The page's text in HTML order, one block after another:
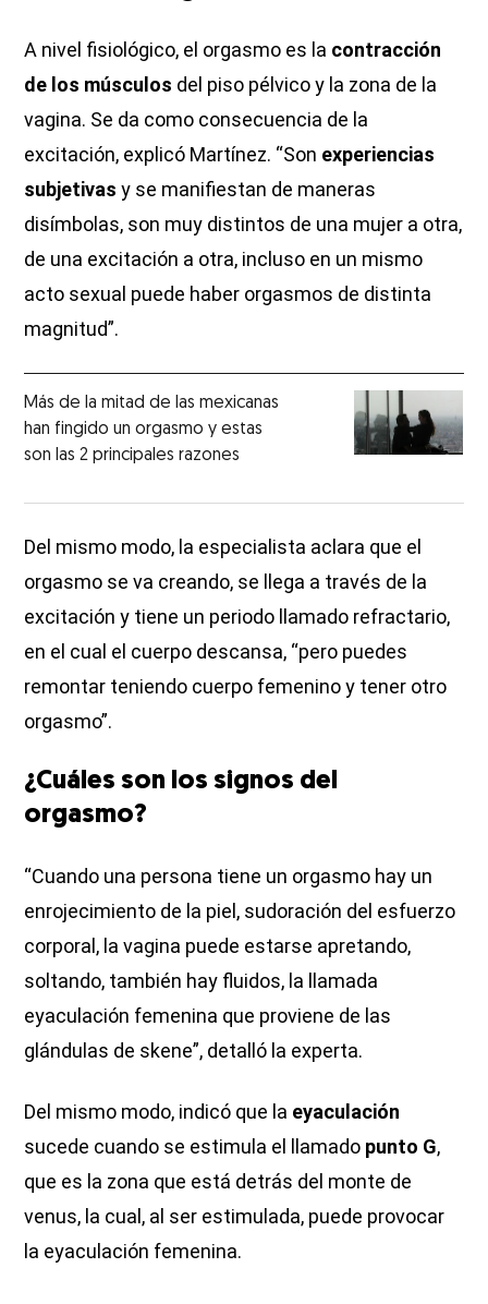
A nivel fisiológico, el orgasmo es la contracción
de los músculos del piso pélvico y la zona de la
vagina. Se da como consecuencia de la
excitación, explicó Martínez. “Son experiencias
subjetivas y se manifiestan de maneras
disímbolas, son muy distintos de una mujer a otra,
de una excitación a otra, incluso en un mismo
acto sexual puede haber orgasmos de distinta
magnitud”.
Más de la mitad de las mexicanas
han fingido un orgasmo y estas
son las 2 principales razones
Del mismo modo, la especialista aclara que el
orgasmo se va creando, se llega a través de la
excitación y tiene un periodo llamado refractario,
en el cual el cuerpo descansa, “pero puedes
remontar teniendo cuerpo femenino y tener otro
orgasmo”.
¿Cuáles son los signos del
orgasmo?
“Cuando una persona tiene un orgasmo hay un
enrojecimiento de la piel, sudoración del esfuerzo
corporal, la vagina puede estarse apretando,
soltando, también hay fluidos, la llamada
eyaculación femenina que proviene de las
glándulas de skene”, detalló la experta.
Del mismo modo, indicó que la eyaculación
sucede cuando se estimula el llamado punto G,
que es la zona que está detrás del monte de
venus, la cual, al ser estimulada, puede provocar
la eyaculación femenina.